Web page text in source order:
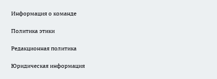
Информация о команде
Политика этики
Редакционная политика
Юридическая информация